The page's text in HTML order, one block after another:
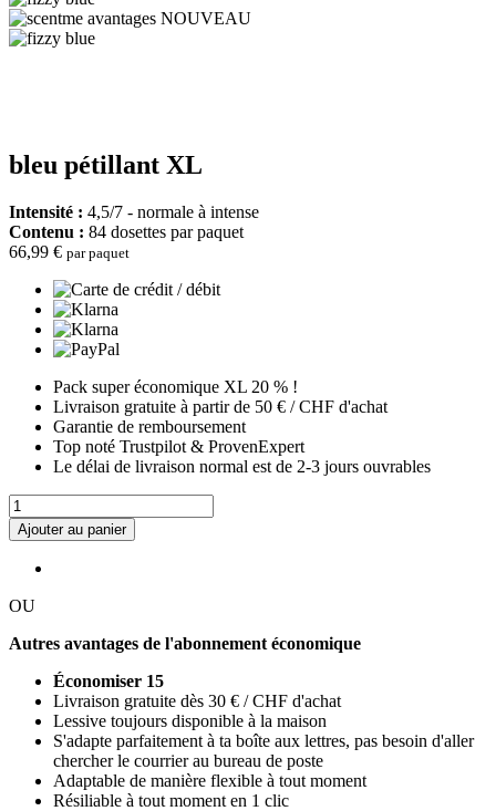
bleu pétillant XL
Intensité : 4,5/7 - normale à intense
Contenu : 84 dosettes par paquet
66,99 € par paquet
Pack super économique XL 20 % !
Livraison gratuite à partir de 50 € / CHF d'achat
Garantie de remboursement
Top noté Trustpilot & ProvenExpert
Le délai de livraison normal est de 2-3 jours ouvrables
Ajouter au panier
OU
Autres avantages de l'abonnement économique
Économiser 15
Livraison gratuite dès 30 € / CHF d'achat
Lessive toujours disponible à la maison
S'adapte parfaitement à ta boîte aux lettres, pas besoin d'aller
chercher le courrier au bureau de poste
Adaptable de manière flexible à tout moment
Résiliable à tout moment en 1 clic